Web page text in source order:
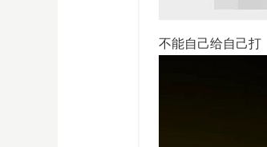
不能自己给自己打